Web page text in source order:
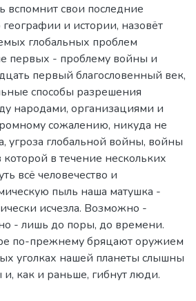
вспомнит свои последние
и истории, назовёт
глобальных проблем
первых - проблему войны и
первый благословенный век,
способы разрешения
народами, организациями и
сожалению, никуда не
угроза глобальной войны, войны
в течение нескольких
всё человечество и
пыль наша матушка -
исчезла. Возможно -
- лишь до поры, до времени.
по-прежнему бряцают оружием
уголках нашей планеты слышны
как и раньше, гибнут люди.